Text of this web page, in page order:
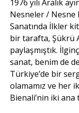
1976 yılı Aralık
Nesneler / Nesne
Sanatında İlkler
bir tarafta, Şükrü
paylaşmıştık.
sanat, benim de
Türkiye’de bir
olamamız ve her
Bienali’nin iki ana